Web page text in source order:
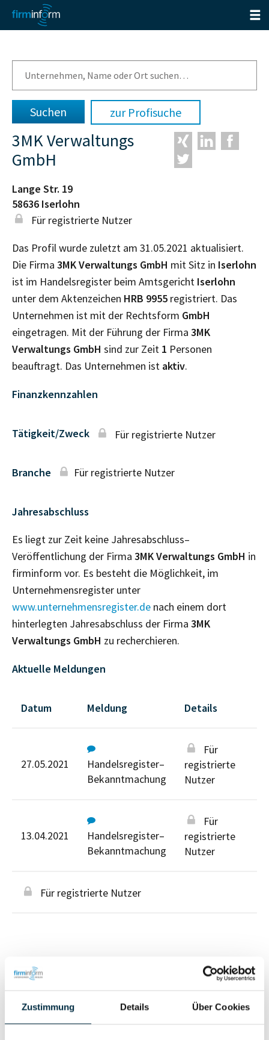
Zustimmung Details Über Cookies
zur Profisuche
3MK Verwaltungs
GmbH
Lange Str. 19
58636 Iserlohn
Für registrierte Nutzer
Das Profil wurde zuletzt am 31.05.2021 aktualisiert.
Die Firma 3MK Verwaltungs GmbH mit Sitz in Iserlohn
ist im Handelsregister beim Amtsgericht Iserlohn
unter dem Aktenzeichen HRB 9955 registriert. Das
Unternehmen ist mit der Rechtsform GmbH
eingetragen. Mit der Führung der Firma 3MK
Verwaltungs GmbH sind zur Zeit 1 Personen
beauftragt. Das Unternehmen ist aktiv.
Finanzkennzahlen
Tätigkeit/Zweck Für registrierte Nutzer
Branche Für registrierte Nutzer
Jahresabschluss
Es liegt zur Zeit keine Jahresabschluss–
Veröffentlichung der Firma 3MK Verwaltungs GmbH in
firminform vor. Es besteht die Möglichkeit, im
Unternehmensregister unter
www.unternehmensregister.de nach einem dort
hinterlegten Jahresabschluss der Firma 3MK
Verwaltungs GmbH zu recherchieren.
Aktuelle Meldungen
Datum Meldung Details
27.05.2021
Handelsregister–
Bekanntmachung
Für
registrierte
Nutzer
13.04.2021
Handelsregister–
Bekanntmachung
Für
registrierte
Nutzer
Für registrierte Nutzer